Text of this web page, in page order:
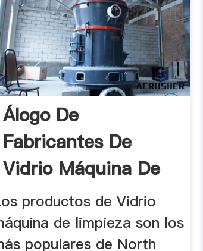
Álogo De
Fabricantes De
Vidrio Máquina De
Limpieza De ...
productos de Vidrio
de limpieza son los
populares de North